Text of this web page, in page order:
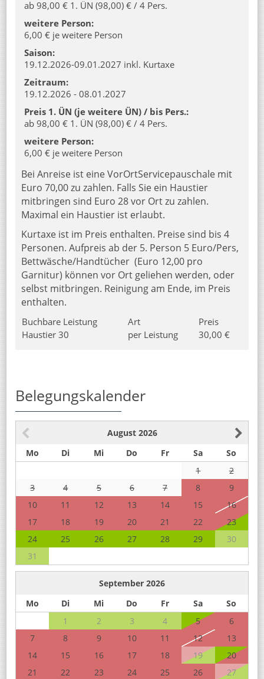
ab 98,00 € 1. ÜN (98,00) € / 4 Pers.
weitere Person:
6,00 € je weitere Person
Saison:
19.12.2026-09.01.2027 inkl. Kurtaxe
Zeitraum:
19.12.2026 - 08.01.2027
Preis 1. ÜN (je weitere ÜN) / bis Pers.:
ab 98,00 € 1. ÜN (98,00) € / 4 Pers.
weitere Person:
6,00 € je weitere Person
Bei Anreise ist eine VorOrtServicepauschale mit
Euro 70,00 zu zahlen. Falls Sie ein Haustier
mitbringen sind Euro 28 vor Ort zu zahlen.
Maximal ein Haustier ist erlaubt.
Kurtaxe ist im Preis enthalten. Preise sind bis 4
Personen. Aufpreis ab der 5. Person 5 Euro/Pers,
Bettwäsche/Handtücher (Euro 12,00 pro
Garnitur) können vor Ort geliehen werden, oder
selbst mitbringen. Reinigung am Ende, im Preis
enthalten.
Buchbare Leistung Art
Preis
Haustier 30
per Leistung 30,00 €
Belegungskalender
August 2026
Mo
Di Mi Do Fr Sa
So
1
2
3
4 5 6 7 8
9
10
11 12 13 14 15
16
17
18 19 20 21 22
23
24
25 26 27 28 29
30
31
September 2026
Mo
Di Mi Do Fr Sa
So
1
2 3 4 5
6
7
8 9 10 11 12
13
14
15 16 17 18 19
20
21
22 23 24 25 26
27